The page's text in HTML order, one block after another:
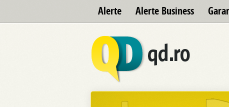
Alerte Alerte Business